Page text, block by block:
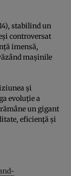
stabilind un
controversat
imensă,
mașinile
și
evoluție a
un gigant
eficiență și